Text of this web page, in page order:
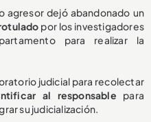
agresor dejó abandonado un
por los investigadores
para realizar la
judicial para recolectar
al responsable para
su judicialización.